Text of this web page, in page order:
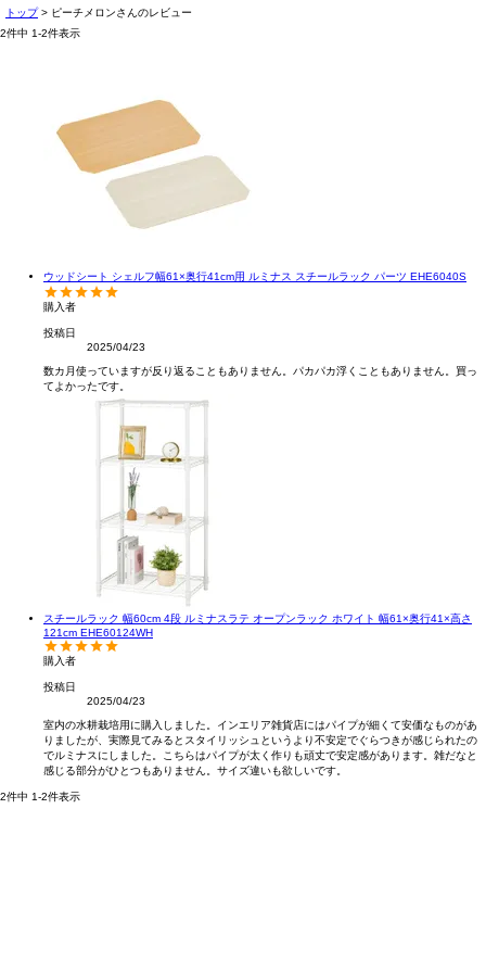
トップ
ピーチメロンさんのレビュー
2件中 1-2件表示
ウッドシート シェルフ幅61×奥行41cm用 ルミナス スチールラック パーツ EHE6040S
購入者
投稿日
2025/04/23
数カ月使っていますが反り返ることもありません。パカパカ浮くこともありません。買っ
てよかったです。
スチールラック 幅60cm 4段 ルミナスラテ オープンラック ホワイト 幅61×奥行41×高さ
121cm EHE60124WH
購入者
投稿日
2025/04/23
室内の水耕栽培用に購入しました。インエリア雑貨店にはパイプが細くて安価なものがあ
りましたが、実際見てみるとスタイリッシュというより不安定でぐらつきが感じられたの
でルミナスにしました。こちらはパイプが太く作りも頑丈で安定感があります。雑だなと
感じる部分がひとつもありません。サイズ違いも欲しいです。
2件中 1-2件表示